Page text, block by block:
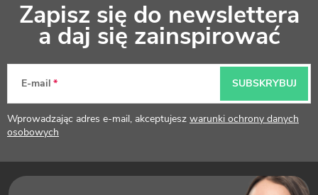
k
a
Zapisz się do newslettera
a daj się zainspirować
E-mail
Wprowadzając adres e-mail, akceptujesz warunki ochrony danych
osobowych
SUBSKRYBUJ